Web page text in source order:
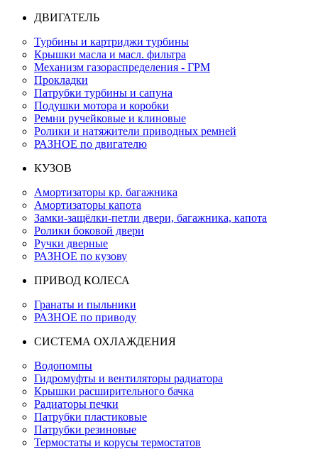
ДВИГАТЕЛЬ
Турбины и картриджи турбины
Крышки масла и масл. фильтра
Механизм газораспределения - ГРМ
Прокладки
Патрубки турбины и сапуна
Подушки мотора и коробки
Ремни ручейковые и клиновые
Ролики и натяжители приводных ремней
РАЗНОЕ по двигателю
КУЗОВ
Амортизаторы кр. багажника
Амортизаторы капота
Замки-защёлки-петли двери, багажника, капота
Ролики боковой двери
Ручки дверные
РАЗНОЕ по кузову
ПРИВОД КОЛЕСА
Гранаты и пыльники
РАЗНОЕ по приводу
СИСТЕМА ОХЛАЖДЕНИЯ
Водопомпы
Гидромуфты и вентиляторы радиатора
Крышки расширительного бачка
Радиаторы печки
Патрубки пластиковые
Патрубки резиновые
Термостаты и корусы термостатов